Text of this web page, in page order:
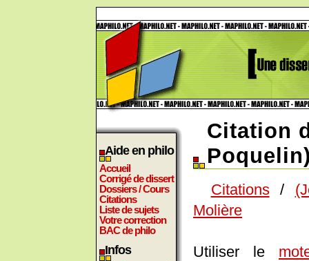
Aide en philo
Accueil
Corrigé de dissert
Dossiers / Cours
Citations
Liste de sujets
Votre correction
BAC de philo
Infos
Citation
Citations/
Molière
Utiliser le